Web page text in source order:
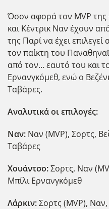
Όσον αφορά τον MVP της
και Κέντρικ Ναν έχουν
της Παρί να έχει επιλεγεί
τον παίκτη του
από τον… εαυτό του και
Ερνανγκόμεθ, ενώ ο
Ταβάρες.
Αναλυτικά οι επιλογές:
Ναν: Ναν (MVP), Σορτς,
Ταβάρες
Χουάντσο:Σορτς, Ναν
Μπίλι Ερνανγκόμεθ
Λάρκιν:Σορτς (MVP), Ναν,